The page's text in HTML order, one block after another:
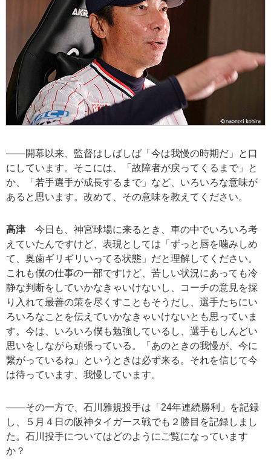
――開幕以来、監督はしばしば「今は我慢の時期だ」と口
にしています。そこには、「故障者が戻ってくるまで」と
か、「若手選手が成長するまで」など、いろいろな意味が
あると思います。改めて、その意味を教えてください。
髙津 今日も、神宮球場に来るとき、車の中でいろいろ考
えていたんですけど、表現としては「ずっと唇を噛みしめ
て、奥歯ギリギリいってる状態」だと理解してください。
これも僕の仕事の一部ですけど、苦しい状況にあっても冷
静な判断をしていかなきゃいけないし、コーチの意見を採
り入れて最善の策を尽くすこともそうだし、選手たちにい
ろいろなことを伝えていかなきゃいけないとも思っていま
す。今は、いろいろ僕も勉強しているし、選手もしんどい
思いをしながら頑張っている。「あのときの我慢が、今に
繋がっているね」というときは必ず来る。それを信じて今
は待っています、我慢しています。
――その一方で、石川雅規投手は「24年連続勝利」を記録
し、５月４日の阪神タイガース戦でも２勝目を記録しまし
た。石川投手についてはどのようにご覧になっています
か？